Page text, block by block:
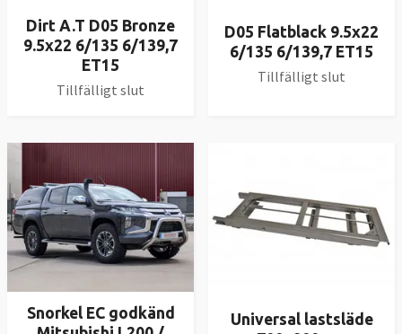
Dirt A.T D05 Bronze
9.5x22 6/135 6/139,7
ET15
Tillfälligt slut
D05 Flatblack 9.5x22
6/135 6/139,7 ET15
Tillfälligt slut
Snorkel EC godkänd
Universal lastsläde